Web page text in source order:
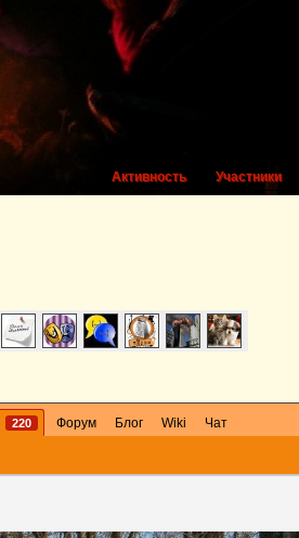
Активность Участники
220 Форум Блог Wiki
Чат